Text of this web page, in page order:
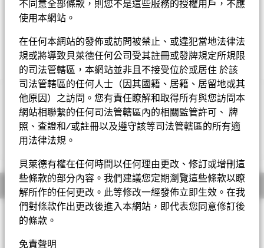
不同意全部條款，則您不是這些服務的授權用戶，不應
使用本網站。
在任何本網站的發佈或訪問被禁止、或違犯當地法律法
規或將導致貝萊德任何公司受其註冊或發牌規定所規限
的司法管轄區，本網站並非且不接受位於或居住 於該
司法管轄區的任何人士（因其國籍、居籍、居留地或其
他原因）之訪問。您有責任瞭解和取得所有與您訪問本
網站相聯繫的任何司法管轄區內的相關監管許可、 牌
照、查證和/或註冊以及遵守該等司法管轄區的所有適
用法律法規。
貝萊德有權在任何時間以任何理由更改、修訂或增刪這
些條款的部分內容。我們建議您定期瀏覽這些條款以瞭
解所作的任何更改。此等修改一經發佈立即生效。在我
們對條款作出更改後進入本網站，即代表您同意修訂後
的條款。
免責聲明
淨值截至 2026年8月6日
CZK 604.66
52週波幅 551.09 - 608.15
重要提示︰
• 基金可能投資於評級受實際或預期下降所影響的債務證券。基
金投資於若干新興市場，可能需承受政治、稅務、經濟、社會及外
匯因素產生的風險。基金可能投資於非投資級及無評級債券，可能
需承受較高的違約、波動性及流動性風險。基金投資於由政府或機
關發行或擔保的債券，或會因而涉及政治、經濟、違約或其他風
險。
• 基金需承受貨幣匯率風險、對外資限制的風險、利率風險、流
動性風險、證券借貸合約交易對手的信貸風險及或然可換股債券風
險。
•6股份類別
付股息，此股份類別亦會在基金董事酌情決定下從資本派付股息，
概要
投資目標
少於70%的總資產投資於新興市場的政府和機構或於當地註冊或